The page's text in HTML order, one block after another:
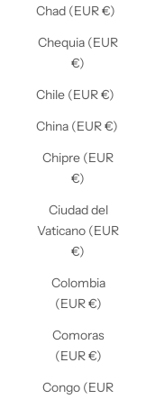
Chad (EUR €)
Chequia (EUR
€)
Chile (EUR €)
China (EUR €)
Chipre (EUR
€)
Ciudad del
Vaticano (EUR
€)
Colombia
(EUR €)
Comoras
(EUR €)
Congo (EUR